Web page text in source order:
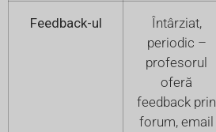
Feedback-ul
Întârziat,
periodic –
profesorul
oferă
feedback prin
forum, email